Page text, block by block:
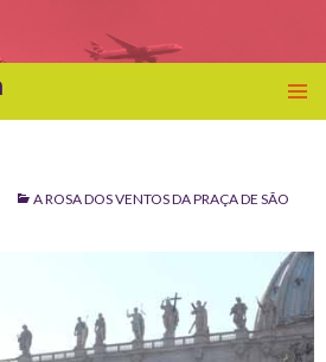
A ROSA DOS VENTOS DA PRAÇA DE SÃO